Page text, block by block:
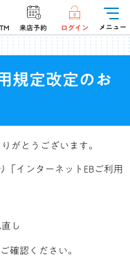
来店予約 ログイン メニュー
規定改定のお
がとうございます。
インターネットEBご利用
し
確認ください。